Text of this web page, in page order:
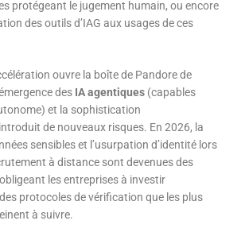
protégeant le jugement humain, ou encore
des outils d’IAG aux usages de ces
ouvre la boîte de Pandore de
des IA agentiques(capables
et la sophistication
de nouveaux risques. En 2026, la
sensibles et l’usurpation d’identité lors
à distance sont devenues des
les entreprises à investir
protocoles de vérification que les plus
à suivre.